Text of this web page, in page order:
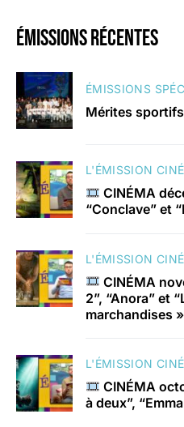
émissions récentes
ÉMISSIONS
Mérites
L'ÉMISSION
CINÉMA
“Conclave” et
L'ÉMISSION
CINÉMA
2”, “Anora” et
marchandises »
L'ÉMISSION
CINÉMA
à deux”,